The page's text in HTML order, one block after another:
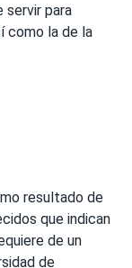
servir para
como la de la
resultado de
que indican
de un
de